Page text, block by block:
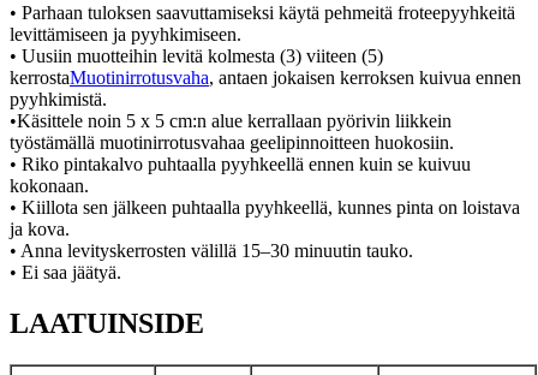
• Parhaan tuloksen saavuttamiseksi käytä pehmeitä froteepyyhkeitä
levittämiseen ja pyyhkimiseen.
• Uusiin muotteihin levitä kolmesta (3) viiteen (5)
kerrostaMuotinirrotusvaha, antaen jokaisen kerroksen kuivua ennen
pyyhkimistä.
•Käsittele noin 5 x 5 cm:n alue kerrallaan pyörivin liikkein
työstämällä muotinirrotusvahaa geelipinnoitteen huokosiin.
• Riko pintakalvo puhtaalla pyyhkeellä ennen kuin se kuivuu
kokonaan.
• Kiillota sen jälkeen puhtaalla pyyhkeellä, kunnes pinta on loistava
ja kova.
• Anna levityskerrosten välillä 15–30 minuutin tauko.
• Ei saa jäätyä.
LAATUINSIDE